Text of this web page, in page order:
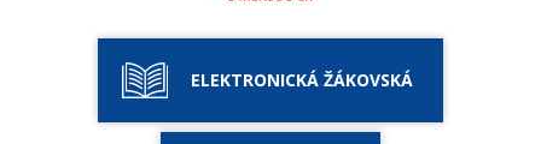
ELEKTRONICKÁ ŽÁKOVSKÁ